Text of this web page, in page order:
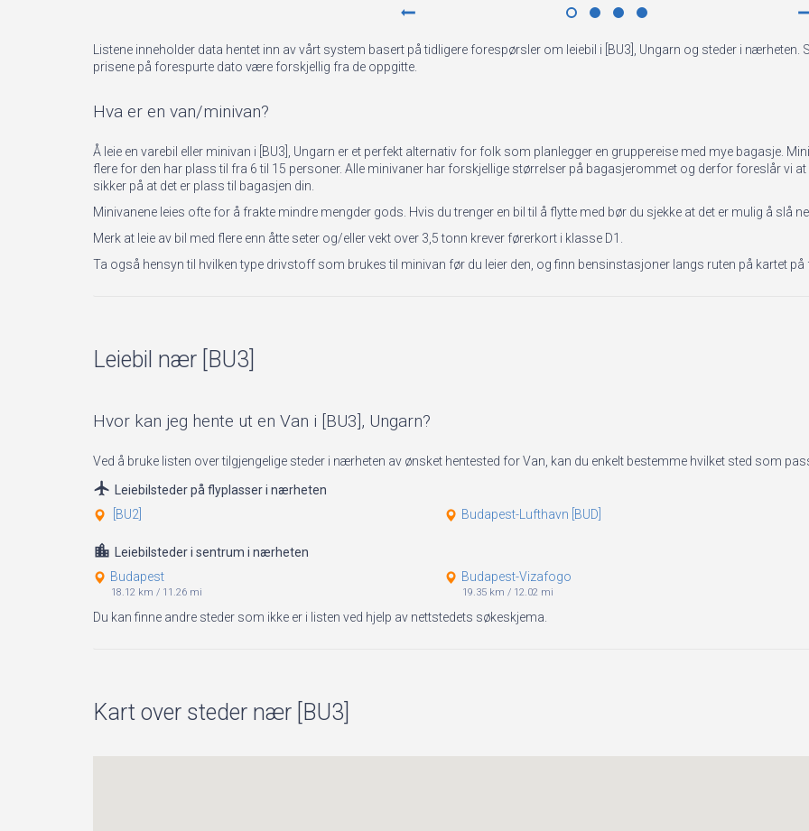
Listene inneholder data hentet inn av vårt system basert på tidligere forespørsler om leiebil i [BU3], Ungarn og steder i
prisene på forespurte dato være forskjellig fra de oppgitte.
Hva er en van/minivan?
Å leie en varebil eller minivan i [BU3], Ungarn er et perfekt alternativ for folk som planlegger en gruppereise med mye bagasje.
flere for den har plass til fra 6 til 15 personer. Alle minivaner har forskjellige størrelser på bagasjerommet og derfor foreslår vi at
sikker på at det er plass til bagasjen din.
Minivanene leies ofte for å frakte mindre mengder gods. Hvis du trenger en bil til å flytte med bør du sjekke at det er mulig å slå
Merk at leie av bil med flere enn åtte seter og/eller vekt over 3,5 tonn krever førerkort i klasse D1.
Ta også hensyn til hvilken type drivstoff som brukes til minivan før du leier den, og finn bensinstasjoner langs ruten på kartet på
Leiebil nær [BU3]
Hvor kan jeg hente ut en Van i [BU3], Ungarn?
Ved å bruke listen over tilgjengelige steder i nærheten av ønsket hentested for Van, kan du enkelt bestemme hvilket sted som
Leiebilsteder på flyplasser i nærheten
[BU2]
Budapest-Lufthavn [BUD]
Leiebilsteder i sentrum i nærheten
Budapest
18.12 km / 11.26 mi
Budapest-Vizafogo
19.35 km / 12.02 mi
Du kan finne andre steder som ikke er i listen ved hjelp av nettstedets søkeskjema.
Kart over steder nær [BU3]